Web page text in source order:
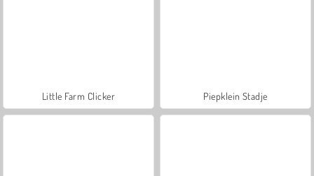
Little Farm Clicker Piepklein Stadje